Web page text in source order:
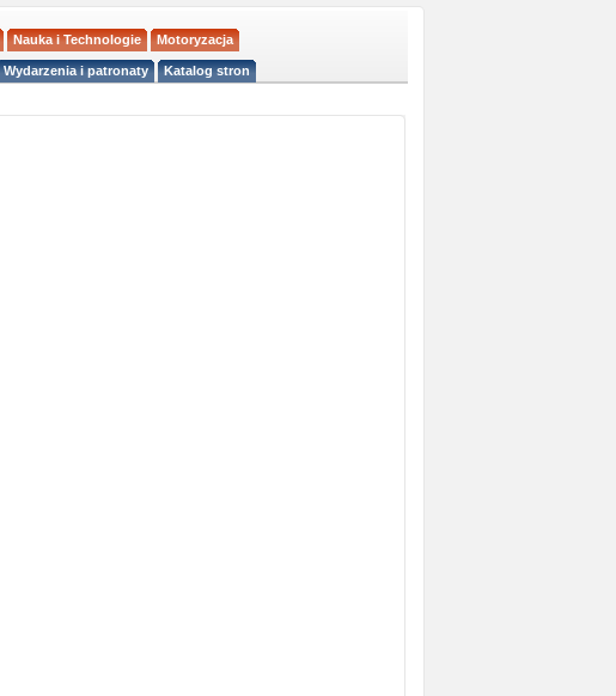
Nauka i Technologie Motoryzacja
Wydarzenia i patronaty Katalog stron